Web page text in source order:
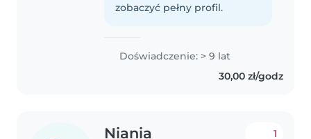
zobaczyć pełny profil.
Doświadczenie: > 9 lat
30,00 zł/godz
Niania 1